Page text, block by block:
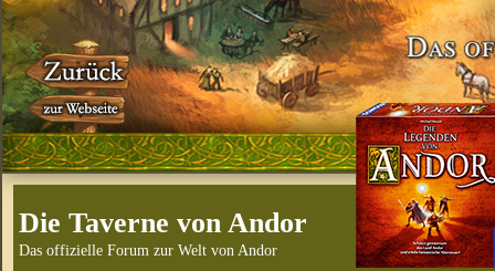
Die Taverne von Andor
Das offizielle Forum zur Welt von Andor